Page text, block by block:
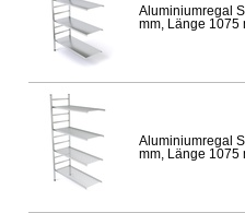
Aluminiumregal
mm, Länge 1075
Aluminiumregal
mm, Länge 1075